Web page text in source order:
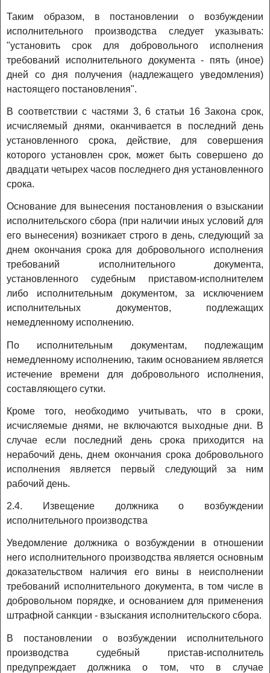
Таким образом, в постановлении о возбуждении
исполнительного производства следует указывать:
"установить срок для добровольного исполнения
требований исполнительного документа - пять (иное)
дней со дня получения (надлежащего уведомления)
настоящего постановления".
В соответствии с частями 3, 6 статьи 16 Закона срок,
исчисляемый днями, оканчивается в последний день
установленного срока, действие, для совершения
которого установлен срок, может быть совершено до
двадцати четырех часов последнего дня установленного
срока.
Основание для вынесения постановления о взыскании
исполнительского сбора (при наличии иных условий для
его вынесения) возникает строго в день, следующий за
днем окончания срока для добровольного исполнения
требований исполнительного документа,
установленного судебным приставом-исполнителем
либо исполнительным документом, за исключением
исполнительных документов, подлежащих
немедленному исполнению.
По исполнительным документам, подлежащим
немедленному исполнению, таким основанием является
истечение времени для добровольного исполнения,
составляющего сутки.
Кроме того, необходимо учитывать, что в сроки,
исчисляемые днями, не включаются выходные дни. В
случае если последний день срока приходится на
нерабочий день, днем окончания срока добровольного
исполнения является первый следующий за ним
рабочий день.
2.4. Извещение должника о возбуждении
исполнительного производства
Уведомление должника о возбуждении в отношении
него исполнительного производства является основным
доказательством наличия его вины в неисполнении
требований исполнительного документа, в том числе в
добровольном порядке, и основанием для применения
штрафной санкции - взыскания исполнительского сбора.
В постановлении о возбуждении исполнительного
производства судебный пристав-исполнитель
предупреждает должника о том, что в случае